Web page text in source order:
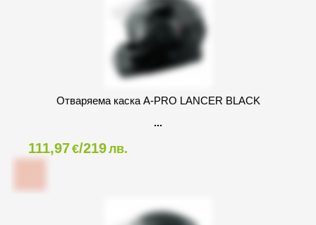
Oтваряема каска A-PRO LANCER BLACK
111,97€/219лв.